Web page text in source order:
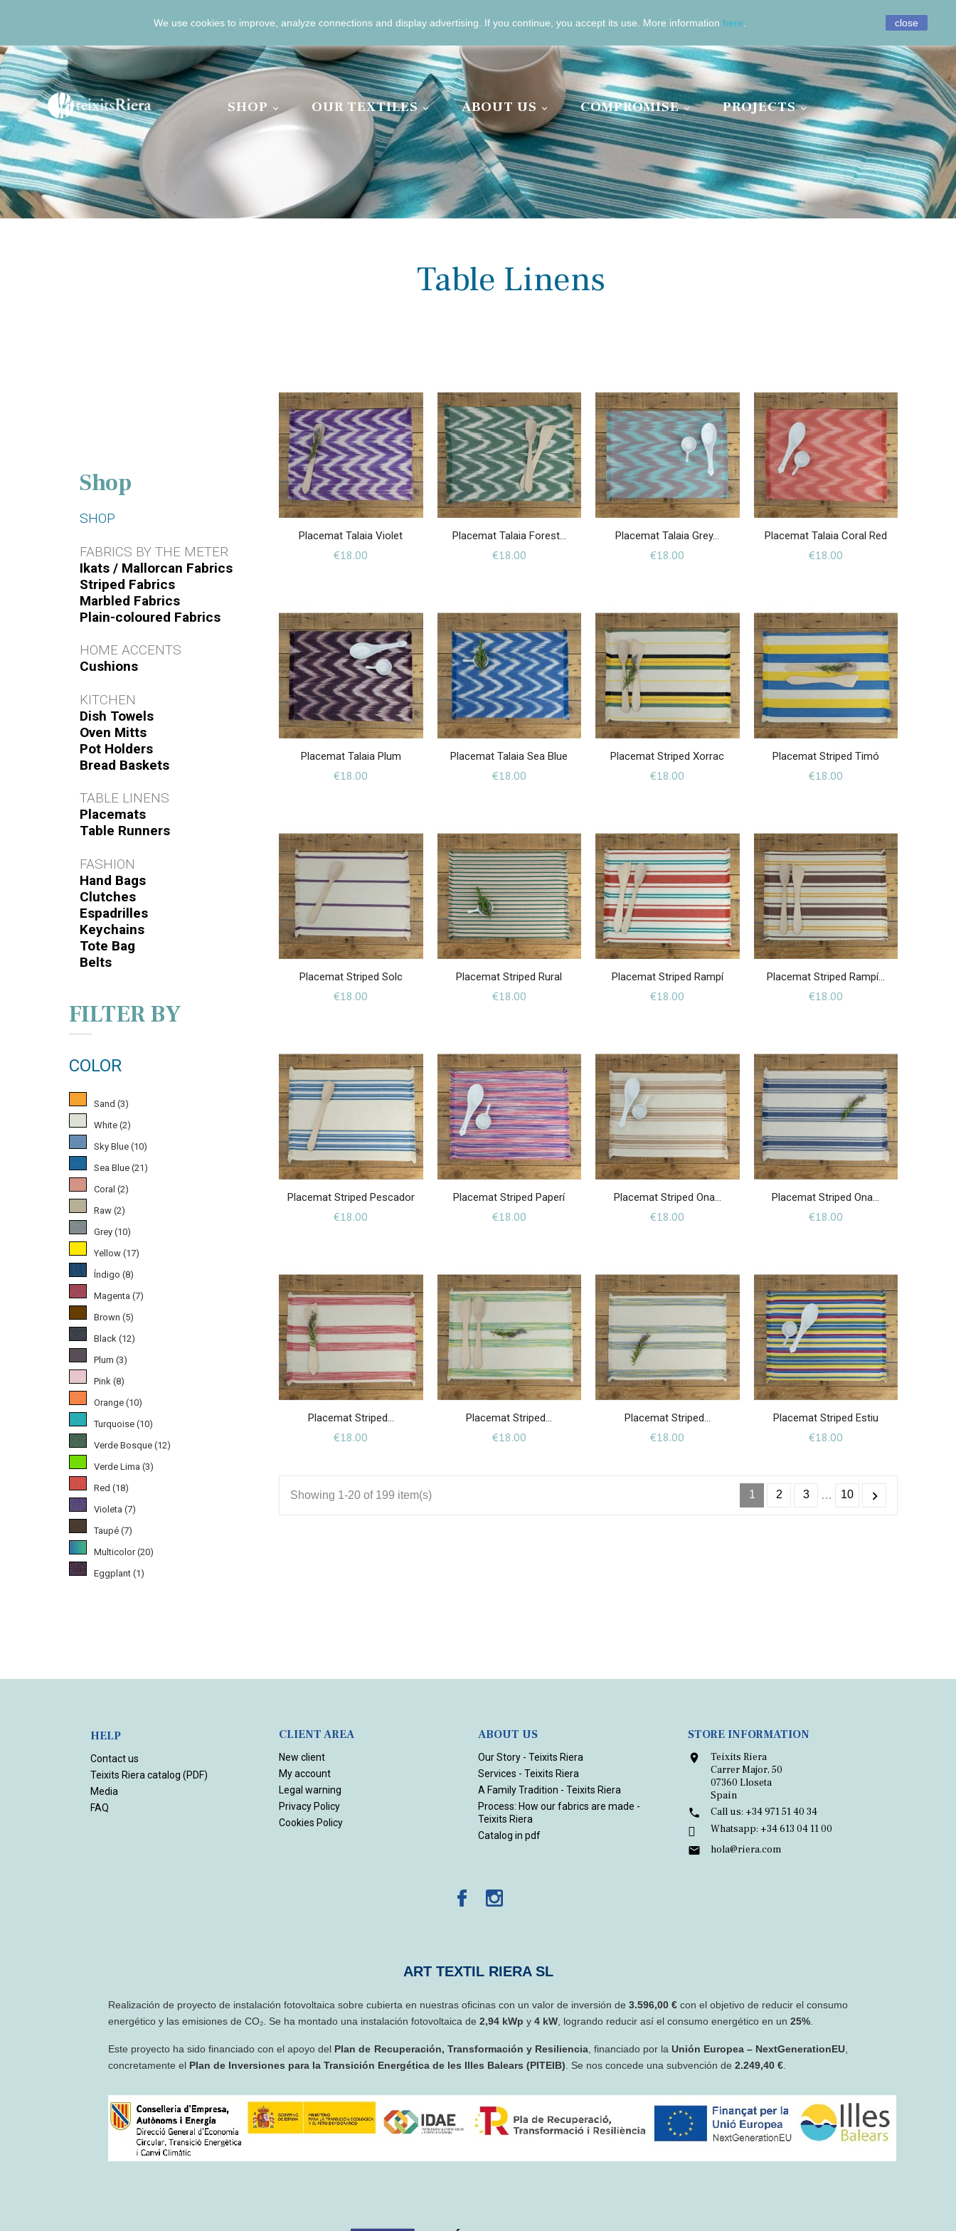
We use cookies to improve, analyze connections and display advertising. If you continue, you accept its use. More information here close
+34 971 51 40 34  +34 613 04 11 00

SHOP 
OUR TEXTILES 
ABOUT US 
COMPROMISE 
PROJECTS
Shop
SHOP
FABRICS BY THE METER
Ikats / Mallorcan Fabrics
Striped Fabrics
Marbled Fabrics
Plain-coloured Fabrics
HOME ACCENTS
Cushions
KITCHEN
Dish Towels
Oven Mitts
Pot Holders
Bread Baskets
TABLE LINENS
Placemats
Table Runners
FASHION
Hand Bags
Clutches
Espadrilles
Keychains
Tote Bag
Belts
FILTER BY
COLOR
Sand (3)
White (2)
Sky Blue (10)
Sea Blue (21)
Coral (2)
Raw (2)
Grey (10)
Yellow (17)
Índigo (8)
Magenta (7)
Brown (5)
Black (12)
Plum (3)
Pink (8)
Orange (10)
Turquoise (10)
Verde Bosque (12)
Verde Lima (3)
Red (18)
Violeta (7)
Taupé (7)
Multicolor(20)
Eggplant (1)
Placemat Talaia Violet
€18.00
Placemat Talaia Forest...
€18.00Price
Placemat Talaia Grey...
€18.00
Placemat Talaia Coral Red
€18.00Price
Placemat Talaia Plum
€18.00
Placemat Talaia Sea Blue
€18.00Price
Placemat Striped Xorrac
€18.00
Placemat Striped Timó
€18.00Price
Placemat Striped Solc
€18.00
Placemat Striped Rural
€18.00Price
Placemat Striped Rampí
€18.00
Placemat Striped Rampí...
€18.00Price
Placemat Striped Pescador
€18.00
Placemat Striped Paperí
€18.00Price
Placemat Striped Ona...
€18.00
Placemat Striped Ona...
€18.00Price
Placemat Striped...
€18.00
Placemat Striped...
€18.00Price
Placemat Striped...
€18.00
Placemat Striped Estiu
€18.00Price
Showing 1-20 of 199 item(s) 1 2 3 … 10 
HELP
Contact us
Teixits Riera catalog (PDF)
Media
FAQ
CLIENT AREA
New client
My account
Legal warning
Privacy Policy
Cookies Policy
ABOUT US
Our Story - Teixits Riera
Services - Teixits Riera
A Family Tradition - Teixits Riera
Process: How our fabrics are made -
Teixits Riera
Catalog in pdf
STORE INFORMATION

Teixits Riera
Carrer Major, 50
07360 Lloseta
Spain

Call us: +34 971 51 40 34

Whatsapp: +34 613 04 11 00

hola@riera.com
ART TEXTIL RIERA SL
Realización de proyecto de instalación fotovoltaica sobre cubierta en nuestras oficinas con un valor de inversión de 3.596,00 € con el objetivo de reducir el consumo
energético y las emisiones de CO₂. Se ha montado una instalación fotovoltaica de 2,94 kWp y 4 kW , logrando reducir así el consumo energético en un 25%
Este proyecto ha sido financiado con el apoyo del Plan de Recuperación, Transformación y Resiliencia, financiado por la Unión Europea – NextGenerationEU
concretamente el Plan de Inversiones para la Transición Energética de les Illes Balears (PITEIB) . Se nos concede una subvención de 2.249,40 €